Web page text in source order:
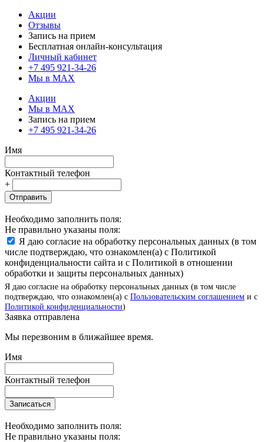
Акции
Отзывы
Запись на прием
Бесплатная онлайн-консультация
Личный кабинет
+7 495 921-34-26
Мы в MAX
Акции
Мы в MAX
Запись на прием
+7 495 921-34-26
Имя
Контактный телефон
+
Отправить
Необходимо заполнить поля:
Не правильно указаны поля:
Я даю согласие на обработку персональных данных (в том
числе подтверждаю, что ознакомлен(а) с Политикой
конфиденциальности сайта и с Политикой в отношении
обработки и защиты персональных данных)
Я даю согласие на обработку персональных данных (в том числе
подтверждаю, что ознакомлен(а) с Пользовательским соглашением и с
Политикой конфиденциальности)
Заявка отправлена
Мы перезвоним в ближайшее время.
Имя
Контактный телефон
Записаться
Необходимо заполнить поля:
Не правильно указаны поля: